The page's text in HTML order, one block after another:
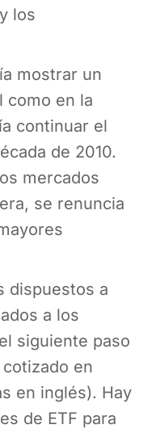
los
mostrar un
como en la
continuar el
de 2010.
mercados
se renuncia
dispuestos a
a los
siguiente paso
en
en inglés). Hay
de ETF para